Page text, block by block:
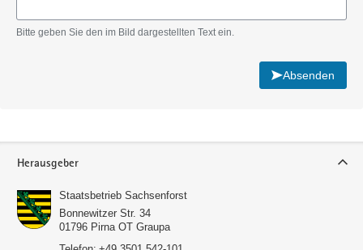
Pflichtangabe
Bitte geben Sie den im Bild dargestellten Text ein.
Absenden
Herausgeber
Staatsbetrieb Sachsenforst
Bonnewitzer Str. 34
01796 Pirna OT Graupa